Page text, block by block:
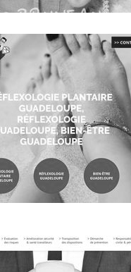
d'annonces commerciales